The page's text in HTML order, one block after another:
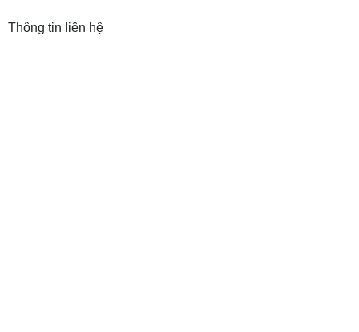
Thông tin liên hệ